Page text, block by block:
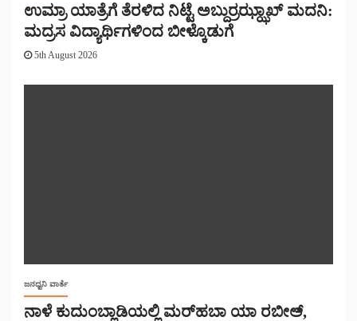
ಉಮ್ರಾ ಯಾತ್ರೆಗೆ ತೆರಳಿದ ನಿಟ್ಟೆ ಅಬ್ದುರ್ರಝ್ಝಾಖ್ ಮದನಿ:
ಮದ್ರಸ ವಿದ್ಯಾರ್ಥಿಗಳಿಂದ ಬೀಳ್ಕೊಡುಗೆ
5th August 2026
ಜನಧ್ವನಿ ವಾರ್ತೆ
ನಾಳೆ ಕುದುಂಬ್ಲಾಡಿಯಲ್ಲಿ ಮರ್‌‌ಹಬಾ ಯಾ ರಬೀಅ್,